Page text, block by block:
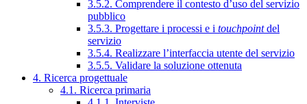
3.5.2. Comprendere il contesto d’uso del servizio
pubblico
3.5.3. Progettare i processi e i touchpointdel
servizio
3.5.4. Realizzare l’interfaccia utente del servizio
3.5.5. Validare la soluzione ottenuta
4. Ricerca progettuale
4.1. Ricerca primaria